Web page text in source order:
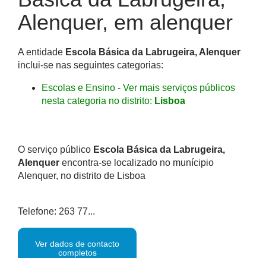
Alenquer, em alenquer
A entidade Escola Básica da Labrugeira, Alenquer
inclui-se nas seguintes categorias:
Escolas e Ensino - Ver mais serviços públicos
nesta categoria no distrito: Lisboa
O serviço público Escola Básica da Labrugeira,
Alenquer encontra-se localizado no munícipio
Alenquer, no distrito de Lisboa
Telefone: 263 77...
Ver dados de contacto
completos